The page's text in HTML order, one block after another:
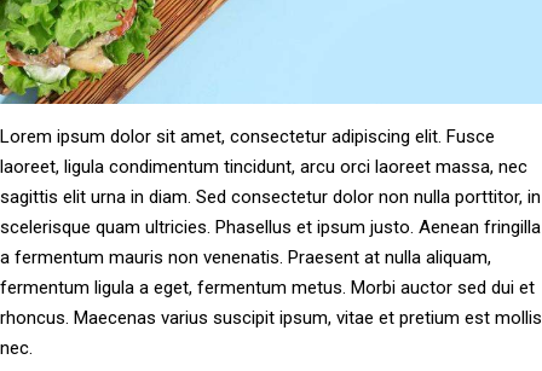
Lorem ipsum dolor sit amet, consectetur adipiscing elit. Fusce
laoreet, ligula condimentum tincidunt, arcu orci laoreet massa, nec
sagittis elit urna in diam. Sed consectetur dolor non nulla porttitor, in
scelerisque quam ultricies. Phasellus et ipsum justo. Aenean fringilla
a fermentum mauris non venenatis. Praesent at nulla aliquam,
fermentum ligula a eget, fermentum metus. Morbi auctor sed dui et
rhoncus. Maecenas varius suscipit ipsum, vitae et pretium est mollis
nec.